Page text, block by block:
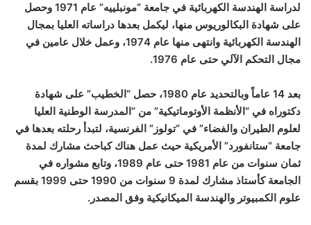
لدراسة الهندسة الكهربائية في جامعة “مونبلييه” عام 1971 وحصل
على شهادة البكالوريوس منها، ليكمل بعدها دراساته العليا بمجال
الهندسة الكهربائية وانتهى منها عام 1974، وعمل خلال عامين في
مجال التحكم الآلي حتى عام 1976.
بعد 14 عاماً وبالتحديد عام 1980، حصل “الخطيب” على شهادة
دكتوراه في “الأنظمة الأوتوماتيكية” من “المدرسة الوطنية العليا
لعلوم الطيران والفضاء” في “تولوز” الفرنسية، لتبدأ رحلته بعدها في
جامعة “ستانفورد” الأمريكية حيث عمل هناك كباحث مشارك لمدة
ثمان سنوات من عام 1981 حتى عام 1989، وتابع مشواره في
الجامعة كأستاذ مشارك لمدة 9 سنوات من 1990 حتى 1999 بقسم
علوم الكمبيوتر والهندسة الميكانيكية وفق المصدر .